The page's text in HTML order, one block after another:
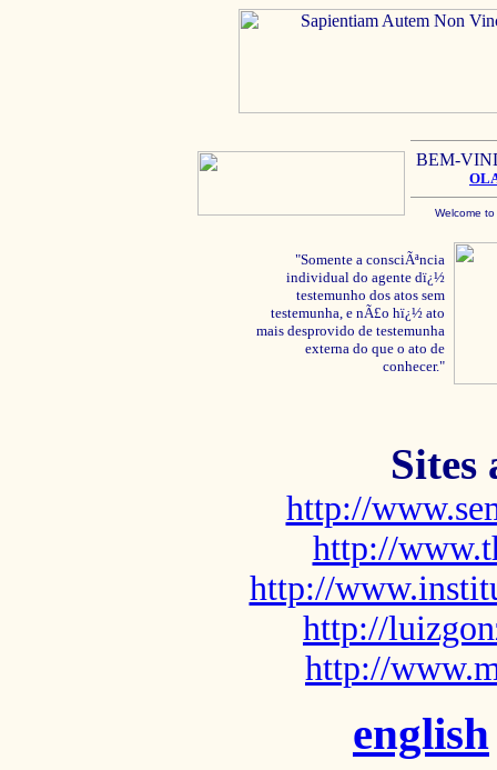
BEM-
Welcome
"Somente a consciÃªncia
individual do agente dï¿½
testemunho dos atos sem
testemunha, e nÃ£o hï¿½ ato
mais desprovido de testemunha
externa do que o ato de
conhecer."
Sites
http://
http://
http://
http://
http://
english